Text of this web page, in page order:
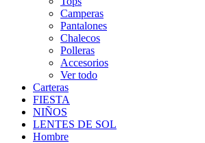
Camperas
Pantalones
Chalecos
Polleras
Accesorios
Ver todo
Carteras
FIESTA
NIÑOS
LENTES DE SOL
Hombre